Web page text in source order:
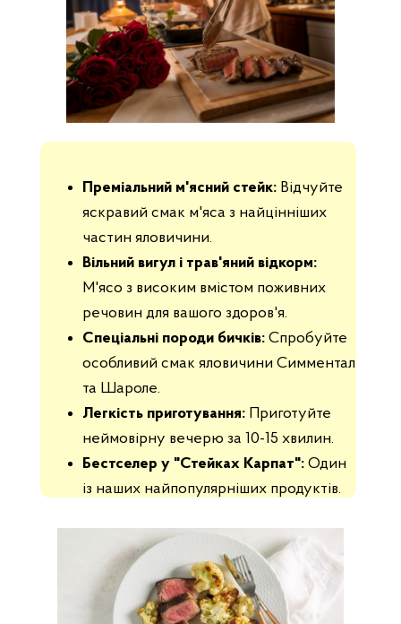
Преміальний м'ясний стейк: Відчуйте
яскравий смак м'яса з найцінніших
частин яловичини.
Вільний вигул і трав'яний відкорм:
М'ясо з високим вмістом поживних
речовин для вашого здоров'я.
Спеціальні породи бичків: Спробуйте
особливий смак яловичини Симментал
та Шароле.
Легкість приготування: Приготуйте
неймовірну вечерю за 10-15 хвилин.
Бестселер у "Стейках Карпат": Один
із наших найпопулярніших продуктів.